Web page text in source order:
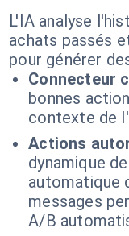
L'IA analyse
achats passés
pour générer
Connecteur
bonnes
contexte de
Actions
dynamique
automatique
messages
A/B